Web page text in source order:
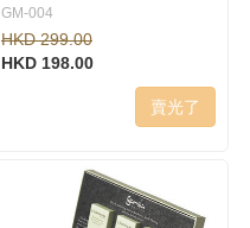
GM-004
HKD 299.00
HKD 198.00
賣光了